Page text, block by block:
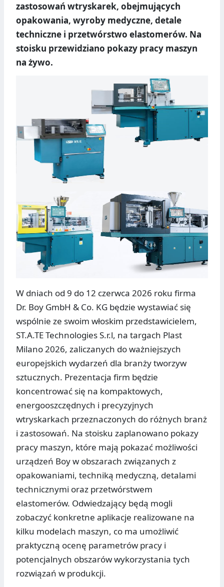
zastosowań wtryskarek, obejmujących
opakowania, wyroby medyczne, detale
techniczne i przetwórstwo elastomerów. Na
stoisku przewidziano pokazy pracy maszyn
na żywo.
W dniach od 9 do 12 czerwca 2026 roku firma
Dr. Boy GmbH & Co. KG będzie wystawiać się
wspólnie ze swoim włoskim przedstawicielem,
ST.A.TE Technologies S.r.l, na targach Plast
Milano 2026, zaliczanych do ważniejszych
europejskich wydarzeń dla branży tworzyw
sztucznych. Prezentacja firm będzie
koncentrować się na kompaktowych,
energooszczędnych i precyzyjnych
wtryskarkach przeznaczonych do różnych branż
i zastosowań. Na stoisku zaplanowano pokazy
pracy maszyn, które mają pokazać możliwości
urządzeń Boy w obszarach związanych z
opakowaniami, techniką medyczną, detalami
technicznymi oraz przetwórstwem
elastomerów. Odwiedzający będą mogli
zobaczyć konkretne aplikacje realizowane na
kilku modelach maszyn, co ma umożliwić
praktyczną ocenę parametrów pracy i
potencjalnych obszarów wykorzystania tych
rozwiązań w produkcji.